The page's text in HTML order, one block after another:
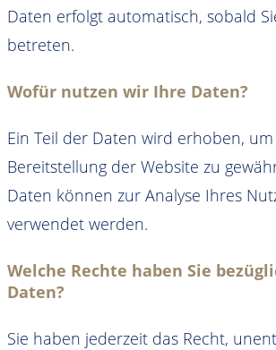
Daten erfolgt automatisch, sobald
betreten.
Wofür nutzen wir Ihre Daten?
Ein Teil der Daten wird erhoben,
Bereitstellung der Website zu
Daten können zur Analyse Ihres
verwendet werden.
Welche Rechte haben Sie
Daten?
Sie haben jederzeit das Recht,